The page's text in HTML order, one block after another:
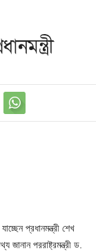
প্রধানমন্ত্রী শেখ
জানান পররাষ্ট্রমন্ত্রী ড.